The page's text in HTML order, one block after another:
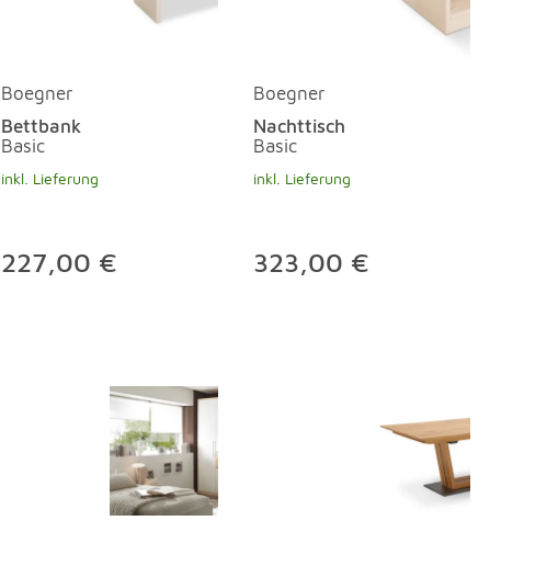
Boegner
Bettbank
Basic
inkl. Lieferung
227,00 €
Boegner
Nachttisch
Basic
inkl. Lieferung
323,00 €